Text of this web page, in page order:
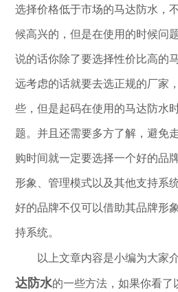
选择价格低于市场的马达防水，
候高兴的，但是在使用的时候问
说的话你除了要选择性价比高的
远考虑的话就要去选正规的厂家
些，但是起码在使用的马达防水
题。并且还需要多方了解，避免
购时间就一定要选择一个好的品
形象、管理模式以及其他支持系
好的品牌不仅可以借助其品牌形
持系统。
以上文章内容是小编为大家
达防水的一些方法，如果你看了